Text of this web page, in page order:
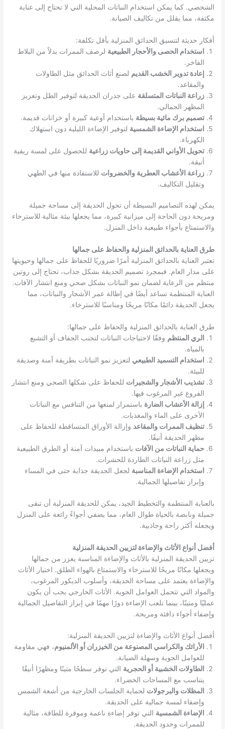
الشخصي. كما يمكن استخدام النباتات المحلية التي لا تحتاج إلى عناية
مكثفة، مما يقلل من تكاليف الصيانة.
أفكار حديثة لتنسيق الحدائق المنزلية بأقل تكلفة:
استخدام الحصى والأحجار الطبيعية لرصف الممرات بدلاً من البلاط
الفاخر.
إعادة تدوير الخشب القديم لصنع أثاث الحدائق مثل الطاولات
والمقاعد.
زراعة النباتات المتسلقة على جدران الحديقة لتوفير الظل وتعزيز
المظهر الجمالي.
تصميم برك مائية بسيطة باستخدام أوعية كبيرة أو خزانات قديمة.
استخدام الإضاءة الشمسية لتوفير الإضاءة الليلية دون استهلاك
الكهرباء.
تحويل الأواني القديمة إلى حاويات زراعية للحصول على لمسة ريفية
أنيقة.
زراعة الأعشاب العطرية والخضروات للاستفادة منها في الطهي
وتقليل التكاليف.
يمكن لهذه التصاميم البسيطة أن تحول الحديقة إلى مساحة جميلة
ومريحة دون الحاجة إلى ميزانية كبيرة، مما يجعلها بيئة مثالية للاسترخاء
والاستمتاع بأجواء طبيعية داخل المنزل.
طرق العناية بالحدائق المنزلية والحفاظ على جمالها
تعتبر العناية بالحدائق المنزلية أمرًا ضروريًا للحفاظ على جمالها وحيويتها
على مدار العام. فبمجرد تصميم الحديقة بشكل جذاب، تحتاج إلى روتين
منتظم من الرعاية لضمان نمو النباتات بشكل صحي ومنع انتشار الآفات.
العناية المنتظمة تساعد أيضًا في إطالة عمر الأشجار والنباتات، مما
يجعل الحديقة دائمًا مكانًا مريحًا ومناسبًا للاسترخاء.
طرق العناية بالحدائق المنزلية والحفاظ على جمالها:
الري المنتظم وفقًا لاحتياجات النباتات لتجنب الجفاف أو التشبع
بالمياه.
استخدام التسميد الطبيعي لتعزيز نمو النباتات بطريقة آمنة وصديقة
للبيئة.
تشذيب الأشجار والشجيرات للحفاظ على شكلها الصحي ومنع انتشار
الفروع غير المرغوب فيها.
إزالة الأعشاب الضارة باستمرار لمنعها من التنافس مع النباتات
الأخرى على الماء والمغذيات.
تنظيف الممرات والمقاعد وإزالة الأوراق المتساقطة للحفاظ على
مظهر الحديقة أنيقًا.
حماية النباتات من الآفات باستخدام مبيدات آمنة أو الطرق الطبيعية
مثل زراعة النباتات الطاردة للحشرات.
استخدام الإضاءة المناسبة لجعل الحديقة جذابة حتى في المساء
وإبراز تفاصيلها الجمالية.
بالعناية المنتظمة والتخطيط الجيد، يمكن للحديقة المنزلية أن تبقى
جميلة ونابضة بالحياة طوال العام، مما يضفي أجواءً رائعة على المنزل
ويجعله أكثر راحة وجاذبية.
أفضل أنواع الأثاث والإضاءة لتزيين الحديقة المنزلية
تزيين الحديقة المنزلية بالأثاث والإضاءة المناسبة يعزز من جمالها
ويجعلها مكانًا مريحًا للاسترخاء والاستمتاع بالهواء الطلق. اختيار الأثاث
والإضاءة يعتمد على مساحة الحديقة، وأسلوب الديكور المرغوب،
والمواد التي تتحمل العوامل الجوية. الأثاث الخارجي يجب أن يكون
عمليًا ومتينًا، بينما تلعب الإضاءة دورًا مهمًا في إبراز التفاصيل الجمالية
وإضفاء أجواء دافئة ومريحة.
أفضل أنواع الأثاث والإضاءة لتزيين الحديقة المنزلية:
الأرائك والكراسي المصنوعة من الخيزران أو الألمنيوم، فهي مقاومة
للعوامل الجوية وسهلة الصيانة.
الطاولات الخشبية أو الحجرية التي توفر سطحًا متينًا ومظهرًا أنيقًا
يتناسب مع المساحات الخضراء.
المظلات والبرجولات لحماية الجلسات الخارجية من أشعة الشمس
وإضفاء لمسة جمالية على الحديقة.
الإضاءة الشمسية التي توفر إضاءة ناعمة وموفرة للطاقة، مثالية
للممرات وحدود الحديقة.